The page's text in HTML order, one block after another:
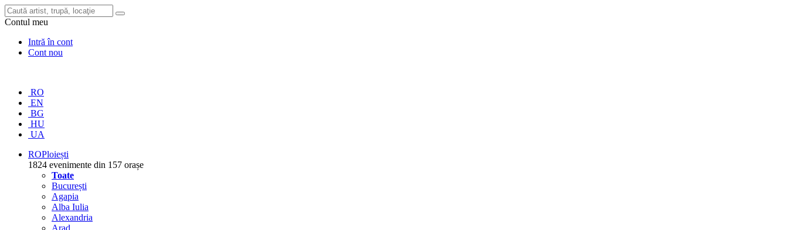
Contul meu
Intră în cont
Cont nou
RO
EN
BG
HU
UA
ROPloiești
1824 evenimente din 157 orașe
Toate
București
Agapia
Alba Iulia
Alexandria
Arad